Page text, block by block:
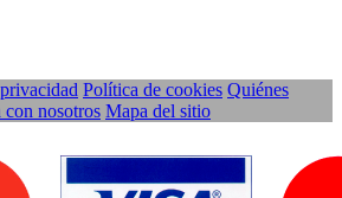
Política de cookies Quiénes
con nosotros Mapa del sitio